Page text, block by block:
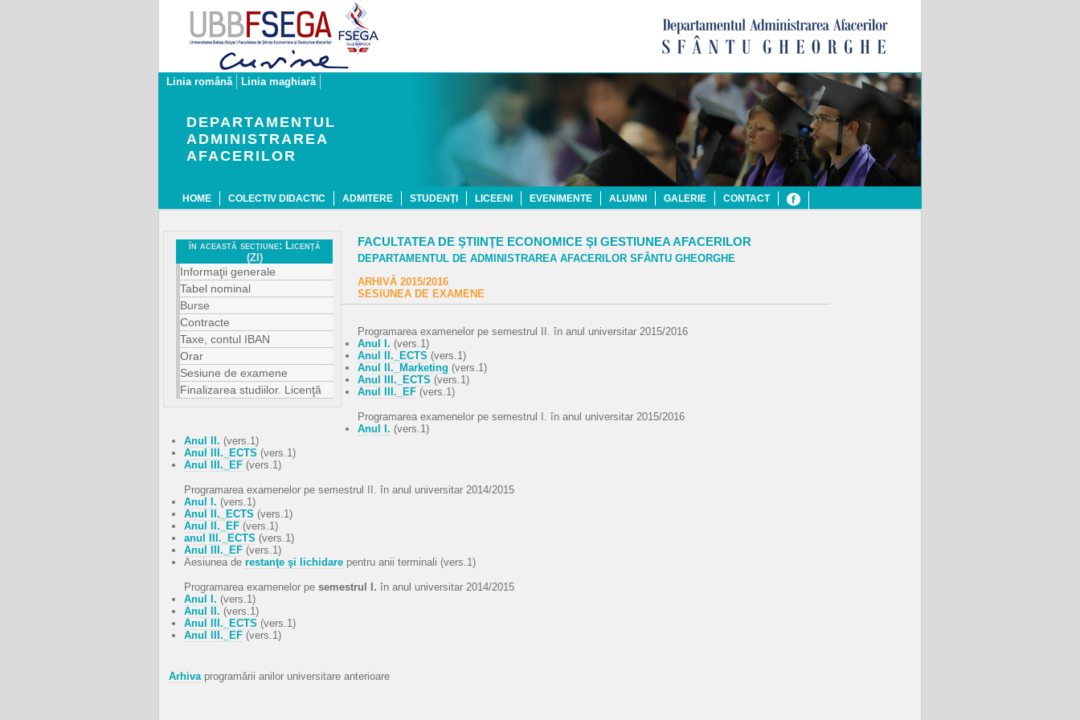
Linia română Linia maghiară
DEPARTAMENTUL
ADMINISTRAREA
AFACERILOR
HOME COLECTIV DIDACTIC ADMITERE STUDENŢI LICEENI EVENIMENTE ALUMNI GALERIE CONTACT
în această secţiune: Licenţă
(ZI)
Informaţii generale
Tabel nominal
Burse
Contracte
Taxe, contul IBAN
Orar
Sesiune de examene
Finalizarea studiilor. Licenţă
FACULTATEA DE ŞTIINŢE ECONOMICE ŞI GESTIUNEA AFACERILOR
DEPARTAMENTUL DE ADMINISTRAREA AFACERILOR SFÂNTU GHEORGHE
ARHIVĂ 2015/2016
SESIUNEA DE EXAMENE
Programarea examenelor pe semestrul II. în anul universitar 2015/2016
Anul I. (vers.1)
Anul II._ECTS (vers.1)
Anul II._Marketing (vers.1)
Anul III._ECTS (vers.1)
Anul III._EF (vers.1)
Programarea examenelor pe semestrul I. în anul universitar 2015/2016
Anul I. (vers.1)
Anul II. (vers.1)
Anul III._ECTS (vers.1)
Anul III._EF (vers.1)
Programarea examenelor pe semestrul II. în anul universitar 2014/2015
Anul I. (vers.1)
Anul II._ECTS (vers.1)
Anul II._EF (vers.1)
anul III._ECTS (vers.1)
Anul III._EF (vers.1)
Aesiunea de restanţe şi lichidare pentru anii terminali (vers.1)
Programarea examenelor pe semestrul I. în anul universitar 2014/2015
Anul I. (vers.1)
Anul II. (vers.1)
Anul III._ECTS (vers.1)
Anul III._EF (vers.1)
Arhivaprogramării anilor universitare anterioare